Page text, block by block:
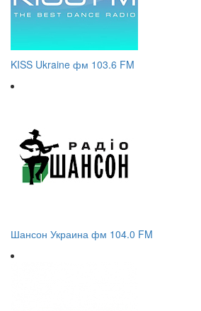
KISS Ukraine фм 103.6 FM
Шансон Украина фм 104.0 FM